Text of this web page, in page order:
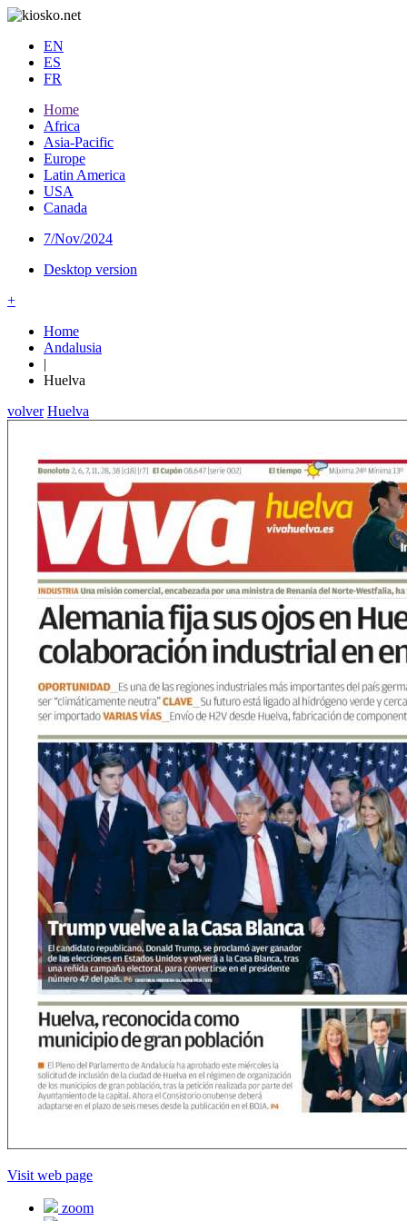
EN
ES
FR
Home
Africa
Asia-Pacific
Europe
Latin America
USA
Canada
7/Nov/2024
Desktop version
+
Home
Andalusia
|
Huelva
volver Huelva
Visit web page
zoom